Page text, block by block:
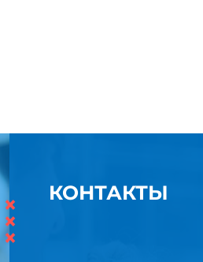
×
×
×
КОНТАКТЫ